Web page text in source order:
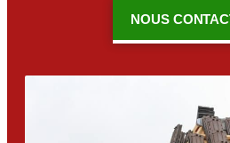
NOUS